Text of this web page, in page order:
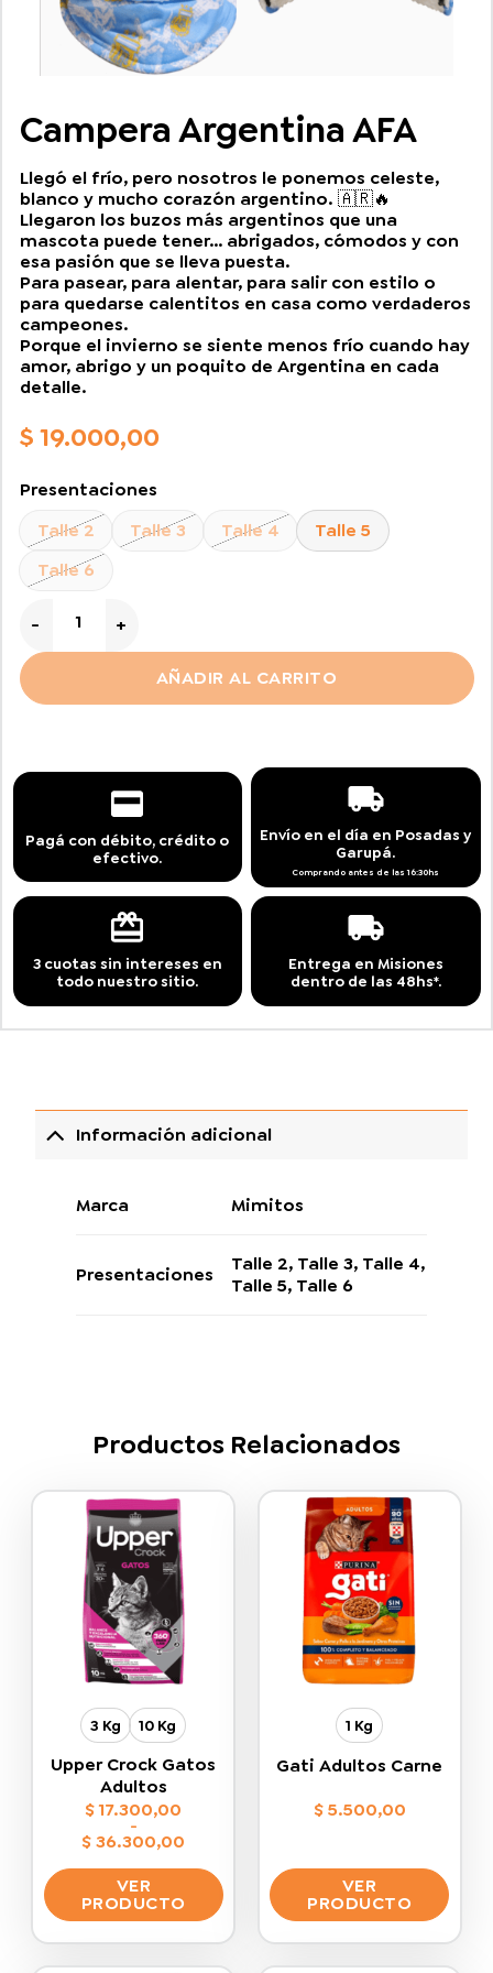
Campera Argentina AFA
Llegó el frío, pero nosotros le ponemos celeste,
blanco y mucho corazón argentino. 🇦🇷🔥
Llegaron los buzos más argentinos que una
mascota puede tener… abrigados, cómodos y con
esa pasión que se lleva puesta.
Para pasear, para alentar, para salir con estilo o
para quedarse calentitos en casa como verdaderos
campeones.
Porque el invierno se siente menos frío cuando hay
amor, abrigo y un poquito de Argentina en cada
detalle.
$19.000,00
Presentaciones
Talle 2
Talle 3 Talle 4
Talle 5
Talle 6
AÑADIR AL CARRITO
Pagá con débito, crédito o
efectivo.
Envío en el día en Posadas y
Garupá.
Comprando antes de las 16:30hs
3 cuotas sin intereses en
todo nuestro sitio.
Entrega en Misiones
dentro de las 48hs*.
Información adicional
Marca Mimitos
Presentaciones Talle 2, Talle 3, Talle 4,
Talle 5, Talle 6
Productos Relacionados
3 Kg 10 Kg
Upper Crock Gatos
Adultos
$17.300,00
-
$36.300,00
Rango
de
precios:
desde
$ 17.300,00
hasta
$ 36.300,00
VER
PRODUCTO
1 Kg
Gati Adultos Carne
$5.500,00
VER
PRODUCTO